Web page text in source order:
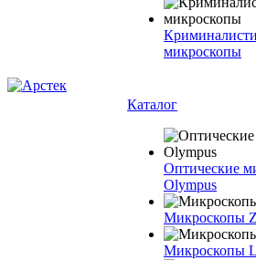
микроскопы
Каталог
Оптические
Olympus
Микроскопы
Микроскопы